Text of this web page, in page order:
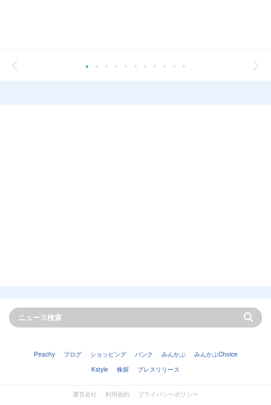
Peachy ブログ ショッピング バンク みんかぶ
みんかぶChoice
Kstyle
株探 プレスリリース
運営会社 利用規約 プライバシーポリシー